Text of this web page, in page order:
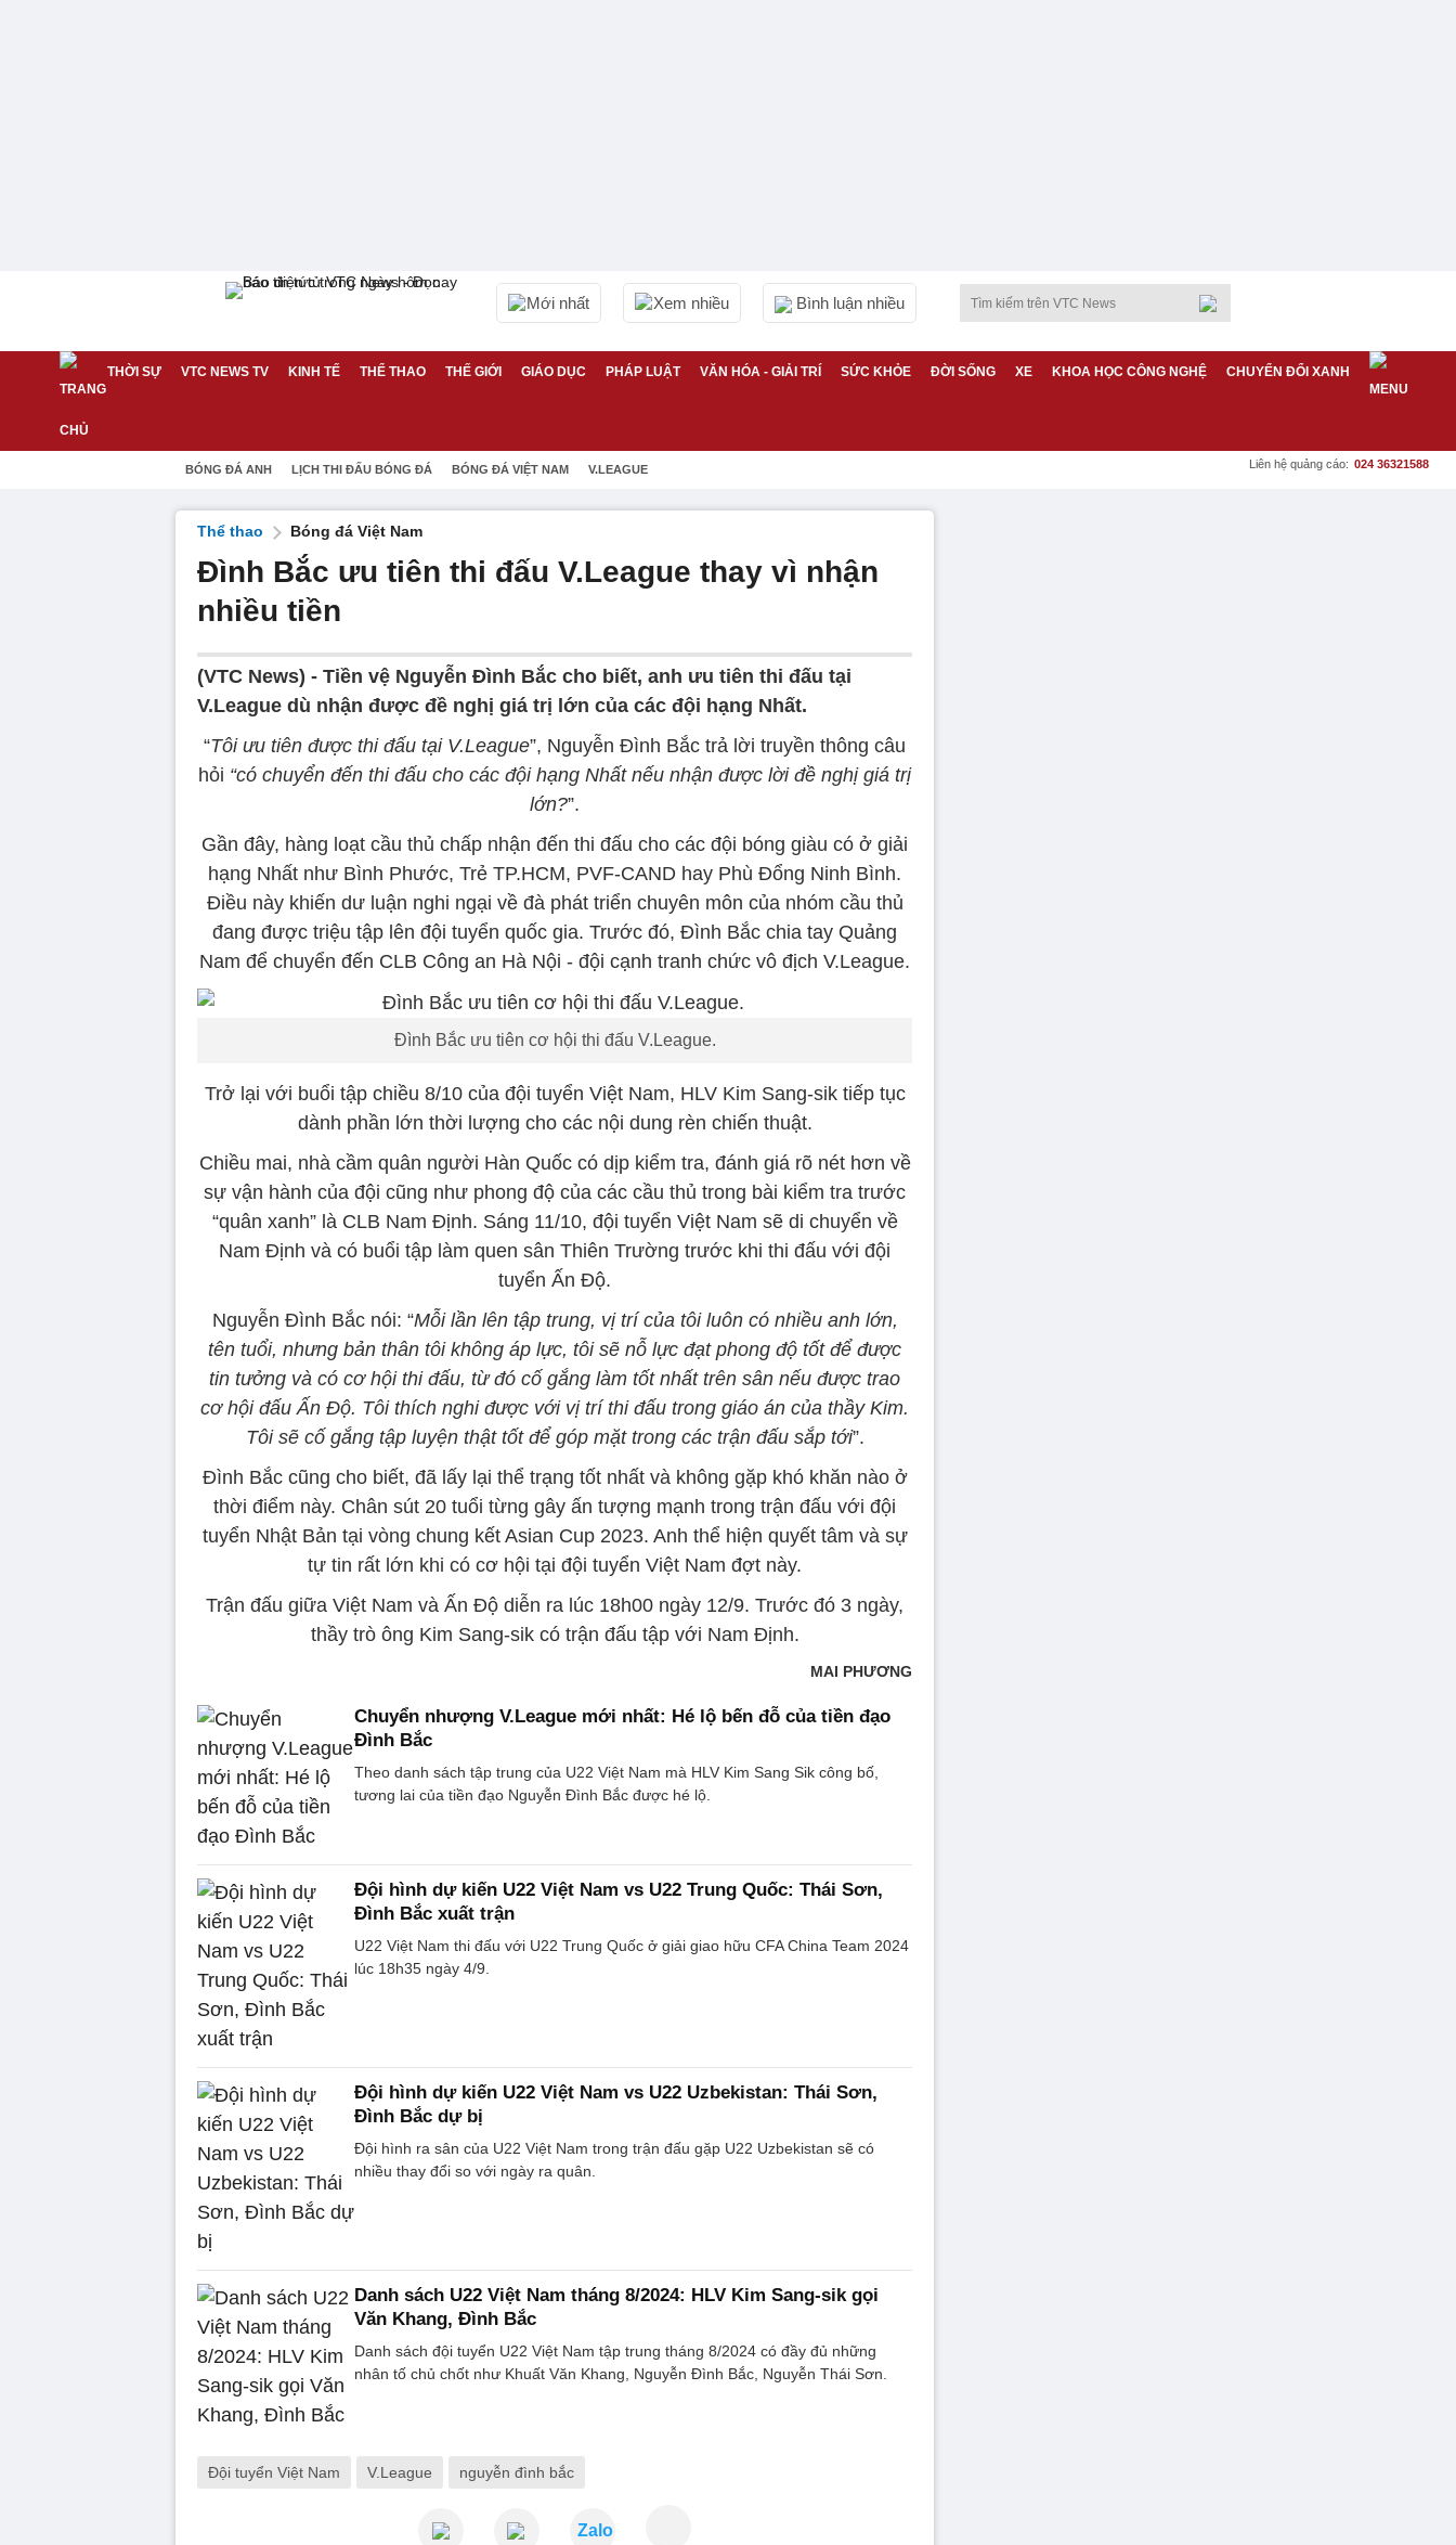
Mới nhất Xem nhiều Bình luận nhiều
THỜI SỰ VTC NEWS TV KINH TẾ THỂ THAO THẾ GIỚI GIÁO DỤC PHÁP LUẬT VĂN HÓA - GIẢI TRÍ SỨC KHỎE ĐỜI SỐNG XE KHOA HỌC CÔNG NGHỆ CHUYỂN ĐỔI XANH
BÓNG ĐÁ ANH LỊCH THI ĐẤU BÓNG ĐÁ BÓNG ĐÁ VIỆT NAM V.LEAGUE Liên hệ quảng cáo: 024 36321588
Thể thao Bóng đá Việt Nam
Đình Bắc ưu tiên thi đấu V.League thay vì nhận
nhiều tiền
(VTC News) - Tiền vệ Nguyễn Đình Bắc cho biết, anh ưu tiên thi đấu tại
V.League dù nhận được đề nghị giá trị lớn của các đội hạng Nhất.
“Tôi ưu tiên được thi đấu tại V.League”, Nguyễn Đình Bắc trả lời truyền thông câu
hỏi “có chuyển đến thi đấu cho các đội hạng Nhất nếu nhận được lời đề nghị giá trị
lớn?”.
Gần đây, hàng loạt cầu thủ chấp nhận đến thi đấu cho các đội bóng giàu có ở giải
hạng Nhất như Bình Phước, Trẻ TP.HCM, PVF-CAND hay Phù Đổng Ninh Bình.
Điều này khiến dư luận nghi ngại về đà phát triển chuyên môn của nhóm cầu thủ
đang được triệu tập lên đội tuyển quốc gia. Trước đó, Đình Bắc chia tay Quảng
Nam để chuyển đến CLB Công an Hà Nội - đội cạnh tranh chức vô địch V.League.
Đình Bắc ưu tiên cơ hội thi đấu V.League.
Trở lại với buổi tập chiều 8/10 của đội tuyển Việt Nam, HLV Kim Sang-sik tiếp tục
dành phần lớn thời lượng cho các nội dung rèn chiến thuật.
Chiều mai, nhà cầm quân người Hàn Quốc có dịp kiểm tra, đánh giá rõ nét hơn về
sự vận hành của đội cũng như phong độ của các cầu thủ trong bài kiểm tra trước
“quân xanh” là CLB Nam Định. Sáng 11/10, đội tuyển Việt Nam sẽ di chuyển về
Nam Định và có buổi tập làm quen sân Thiên Trường trước khi thi đấu với đội
tuyển Ấn Độ.
Nguyễn Đình Bắc nói: “Mỗi lần lên tập trung, vị trí của tôi luôn có nhiều anh lớn,
tên tuổi, nhưng bản thân tôi không áp lực, tôi sẽ nỗ lực đạt phong độ tốt để được
tin tưởng và có cơ hội thi đấu, từ đó cố gắng làm tốt nhất trên sân nếu được trao
cơ hội đấu Ấn Độ. Tôi thích nghi được với vị trí thi đấu trong giáo án của thầy Kim.
Tôi sẽ cố gắng tập luyện thật tốt để góp mặt trong các trận đấu sắp tới”.
Đình Bắc cũng cho biết, đã lấy lại thể trạng tốt nhất và không gặp khó khăn nào ở
thời điểm này. Chân sút 20 tuổi từng gây ấn tượng mạnh trong trận đấu với đội
tuyển Nhật Bản tại vòng chung kết Asian Cup 2023. Anh thể hiện quyết tâm và sự
tự tin rất lớn khi có cơ hội tại đội tuyển Việt Nam đợt này.
Trận đấu giữa Việt Nam và Ấn Độ diễn ra lúc 18h00 ngày 12/9. Trước đó 3 ngày,
thầy trò ông Kim Sang-sik có trận đấu tập với Nam Định.
MAI PHƯƠNG
Chuyển nhượng V.League mới nhất: Hé lộ bến đỗ của tiền đạo
Đình Bắc
Theo danh sách tập trung của U22 Việt Nam mà HLV Kim Sang Sik công bố,
tương lai của tiền đạo Nguyễn Đình Bắc được hé lộ.
Đội hình dự kiến U22 Việt Nam vs U22 Trung Quốc: Thái Sơn,
Đình Bắc xuất trận
U22 Việt Nam thi đấu với U22 Trung Quốc ở giải giao hữu CFA China Team 2024
lúc 18h35 ngày 4/9.
Đội hình dự kiến U22 Việt Nam vs U22 Uzbekistan: Thái Sơn,
Đình Bắc dự bị
Đội hình ra sân của U22 Việt Nam trong trận đấu gặp U22 Uzbekistan sẽ có
nhiều thay đổi so với ngày ra quân.
Danh sách U22 Việt Nam tháng 8/2024: HLV Kim Sang-sik gọi
Văn Khang, Đình Bắc
Danh sách đội tuyển U22 Việt Nam tập trung tháng 8/2024 có đầy đủ những
nhân tố chủ chốt như Khuất Văn Khang, Nguyễn Đình Bắc, Nguyễn Thái Sơn.
Đội tuyển Việt Nam V.League nguyễn đình bắc
Zalo